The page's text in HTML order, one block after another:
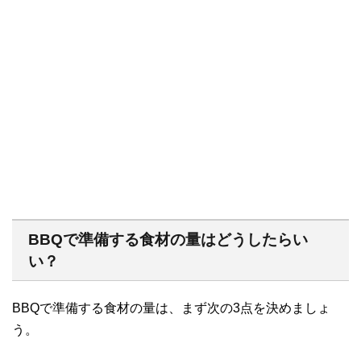
BBQで準備する食材の量はどうしたらい
い？
BBQで準備する食材の量は、まず次の3点を決めましょ
う。